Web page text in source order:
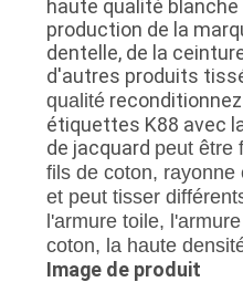
DEMANDEZ
UN DEVIS
PLAN
SITE
haute qualité
production de la
dentelle, de la
d'autres produits
qualité
étiquettes K88 avec
de jacquard peut être
fils de coton, rayonne
et peut tisser
l'armure toile,
coton, la haute
Image de produit